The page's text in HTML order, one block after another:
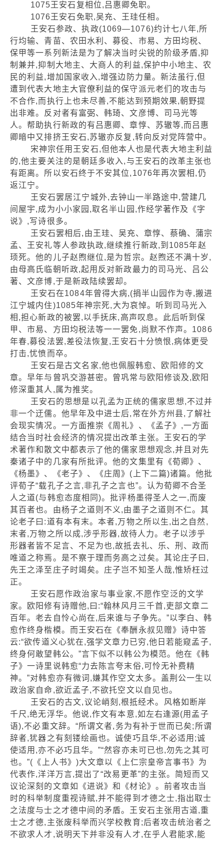
1075王安石复相位,吕惠卿免职。
1076王安石免职,吴充、王珪任相。
王安石参政、执政(1069—1076)约计七八年,所
行均输、青苗、农田水利、募役、市易、方田均税、
保甲等一系列新法是为了解决当时尖锐的阶级矛盾,抑
制兼并,抑制大地主、大商人的利益,保护中小地主、农
民的利益,增加国家收入,增强边防力量。新法虽行,但
遭到代表大地主大官僚利益的保守派元老们的攻击与
不合作,而执行上也未尽善,不能达到预期效果,朝野提
出非难。反对者有富弼、韩琦、文彦博、司马光等
人。帮助执行新政的有吕惠卿、章惇、苏辙等,而吕惠
卿暗中又排挤王安石,苏辙亦反复,转向反对党阵营中。
宋神宗任用王安石,但他本人也是代表大地主利益
的,他主要关注的是朝廷多收入,与王安石的改革主张也
有距离。所以安石终于不安其位,1076年再次罢相,仍
返江宁。
王安石罢居江宁城外,去钟山一半路途中,营建几
间屋宇,成为小小家园,取名半山园,作经学著作及《字
说》,写诗很多。
王安石罢相后,由王珪、吴充、章惇、蔡确、蒲宗
孟、王安礼等人参政执政,继续推行新政,到1085年赵
顼死。他的儿子赵煦继位,是为哲宗。赵煦还不满十岁,
由母高氏临朝听政,起用反对新政最力的司马光、吕公
著、文彦博,于是新政陆续罢却。
王安石在1084年曾得大病,(捐半山园作为寺,搬进
江宁城内住)1085年神宗死,大为哀悼。听到司马光入
相,担心新政的被罢,以手抚床,高声叹息。此后听到保
甲、市易、方田均税法等一一罢免,尚默不作声。1086
年春,募役法罢,差役法恢复,王安石十分愤恨,病体更受
打击,忧愤而卒。
王安石是古文名家,他也佩服韩愈、欧阳修的文
章。早年与曾巩交游甚密。曾巩常与欧阳修谈及,欧阳
修深重其人,属为推奖。
王安石的思想是以孔孟为正统的儒家思想,不过并
非一个迂儒。他早年及中进士后,常在外方州县,了解社
会现实情况。一方面推崇《周礼》、《孟子》,一方面
结合当时社会经济的情况提出改革主张。王安石的学
术著作和散文中都表示了他的儒家思想观念,并且对先
秦诸子中的几家有所批评。他的文集里有《荀卿》、
《杨墨》、《老子》、《庄周》(上下二篇)诸篇。他批
评荀子“载孔子之言,非孔子之言也”。认为荀卿不合圣
人之道(与韩愈态度相同)。批评杨墨得圣人之一,而废
其百者也。由杨子之道则不义,由墨子之道则不仁。其
论老子曰:道有本有末。本者,万物之所以生,出之自然,
末者,万物之所以成,涉乎形器,故待人力。老子以涉乎
形器者皆不足言、不足为也,故抵去礼、乐、刑、政而
唯道之称焉。是不察于理而务高之过矣。其论庄子曰,
先王之泽至庄子时竭矣。庄子岂不知圣人哉,惟矫枉过
正。
王安石愿作政治家与事业家,不愿作空泛的文学
家。欧阳修有诗赠他,曰:“翰林风月三千首,吏部文章二
百年。老去自怜心尚在,后来谁与子争先。”以李白、韩
愈作终身楷模。而王安石在《奉酬永叔见赠》诗中答
云:“欲传道义心犹在,强学文章力已穷,他日若能窥孟子,
终身何敢望韩公。”言下似不以韩公为模范。他在《韩
子》一诗里说韩愈“力去陈言夸末俗,可怜无补费精
神。”对韩愈亦有微词,嫌其作空文太多。盖荆公一生以
政治家自命,欲近孟子,不欲托空文以自见也。
王安石的古文,议论峭刻,根抵经术。风格如断岸
千尺,绝无浮华。他说,作文有本意,如左右逢源(用孟子
语),不必重文辞。“所谓文者,务为有补于世而已矣;所谓
辞者,犹器之有刻镂绘画也。诚使巧且华,不必适用;诚
使适用,亦不必巧且华。”“然容亦未可已也,勿先之其可
也。”(《上人书》)大文章以《上仁宗皇帝言事书》为
代表作,洋洋万言,提出了“改易更革”的主张。简短而又
议论深刻的文章如《进说》和《材论》。前者攻击当
时的科举制度重视诗赋,并不能得到才德之士,指出取士
之法度与士之才德中间的矛盾。王安石主张用古道,重
士之才德,主张废科举而兴学校教育;后者攻击统治者之
不欲求人才,说明天下并非没有人才,在乎人君能求,能